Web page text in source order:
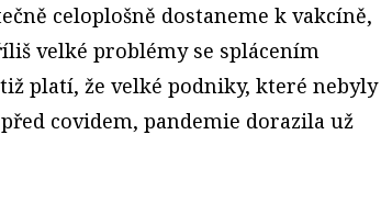
celoplošně dostaneme k vakcíně,
velké problémy se splácením
platí, že velké podniky, které nebyly
covidem, pandemie dorazila už